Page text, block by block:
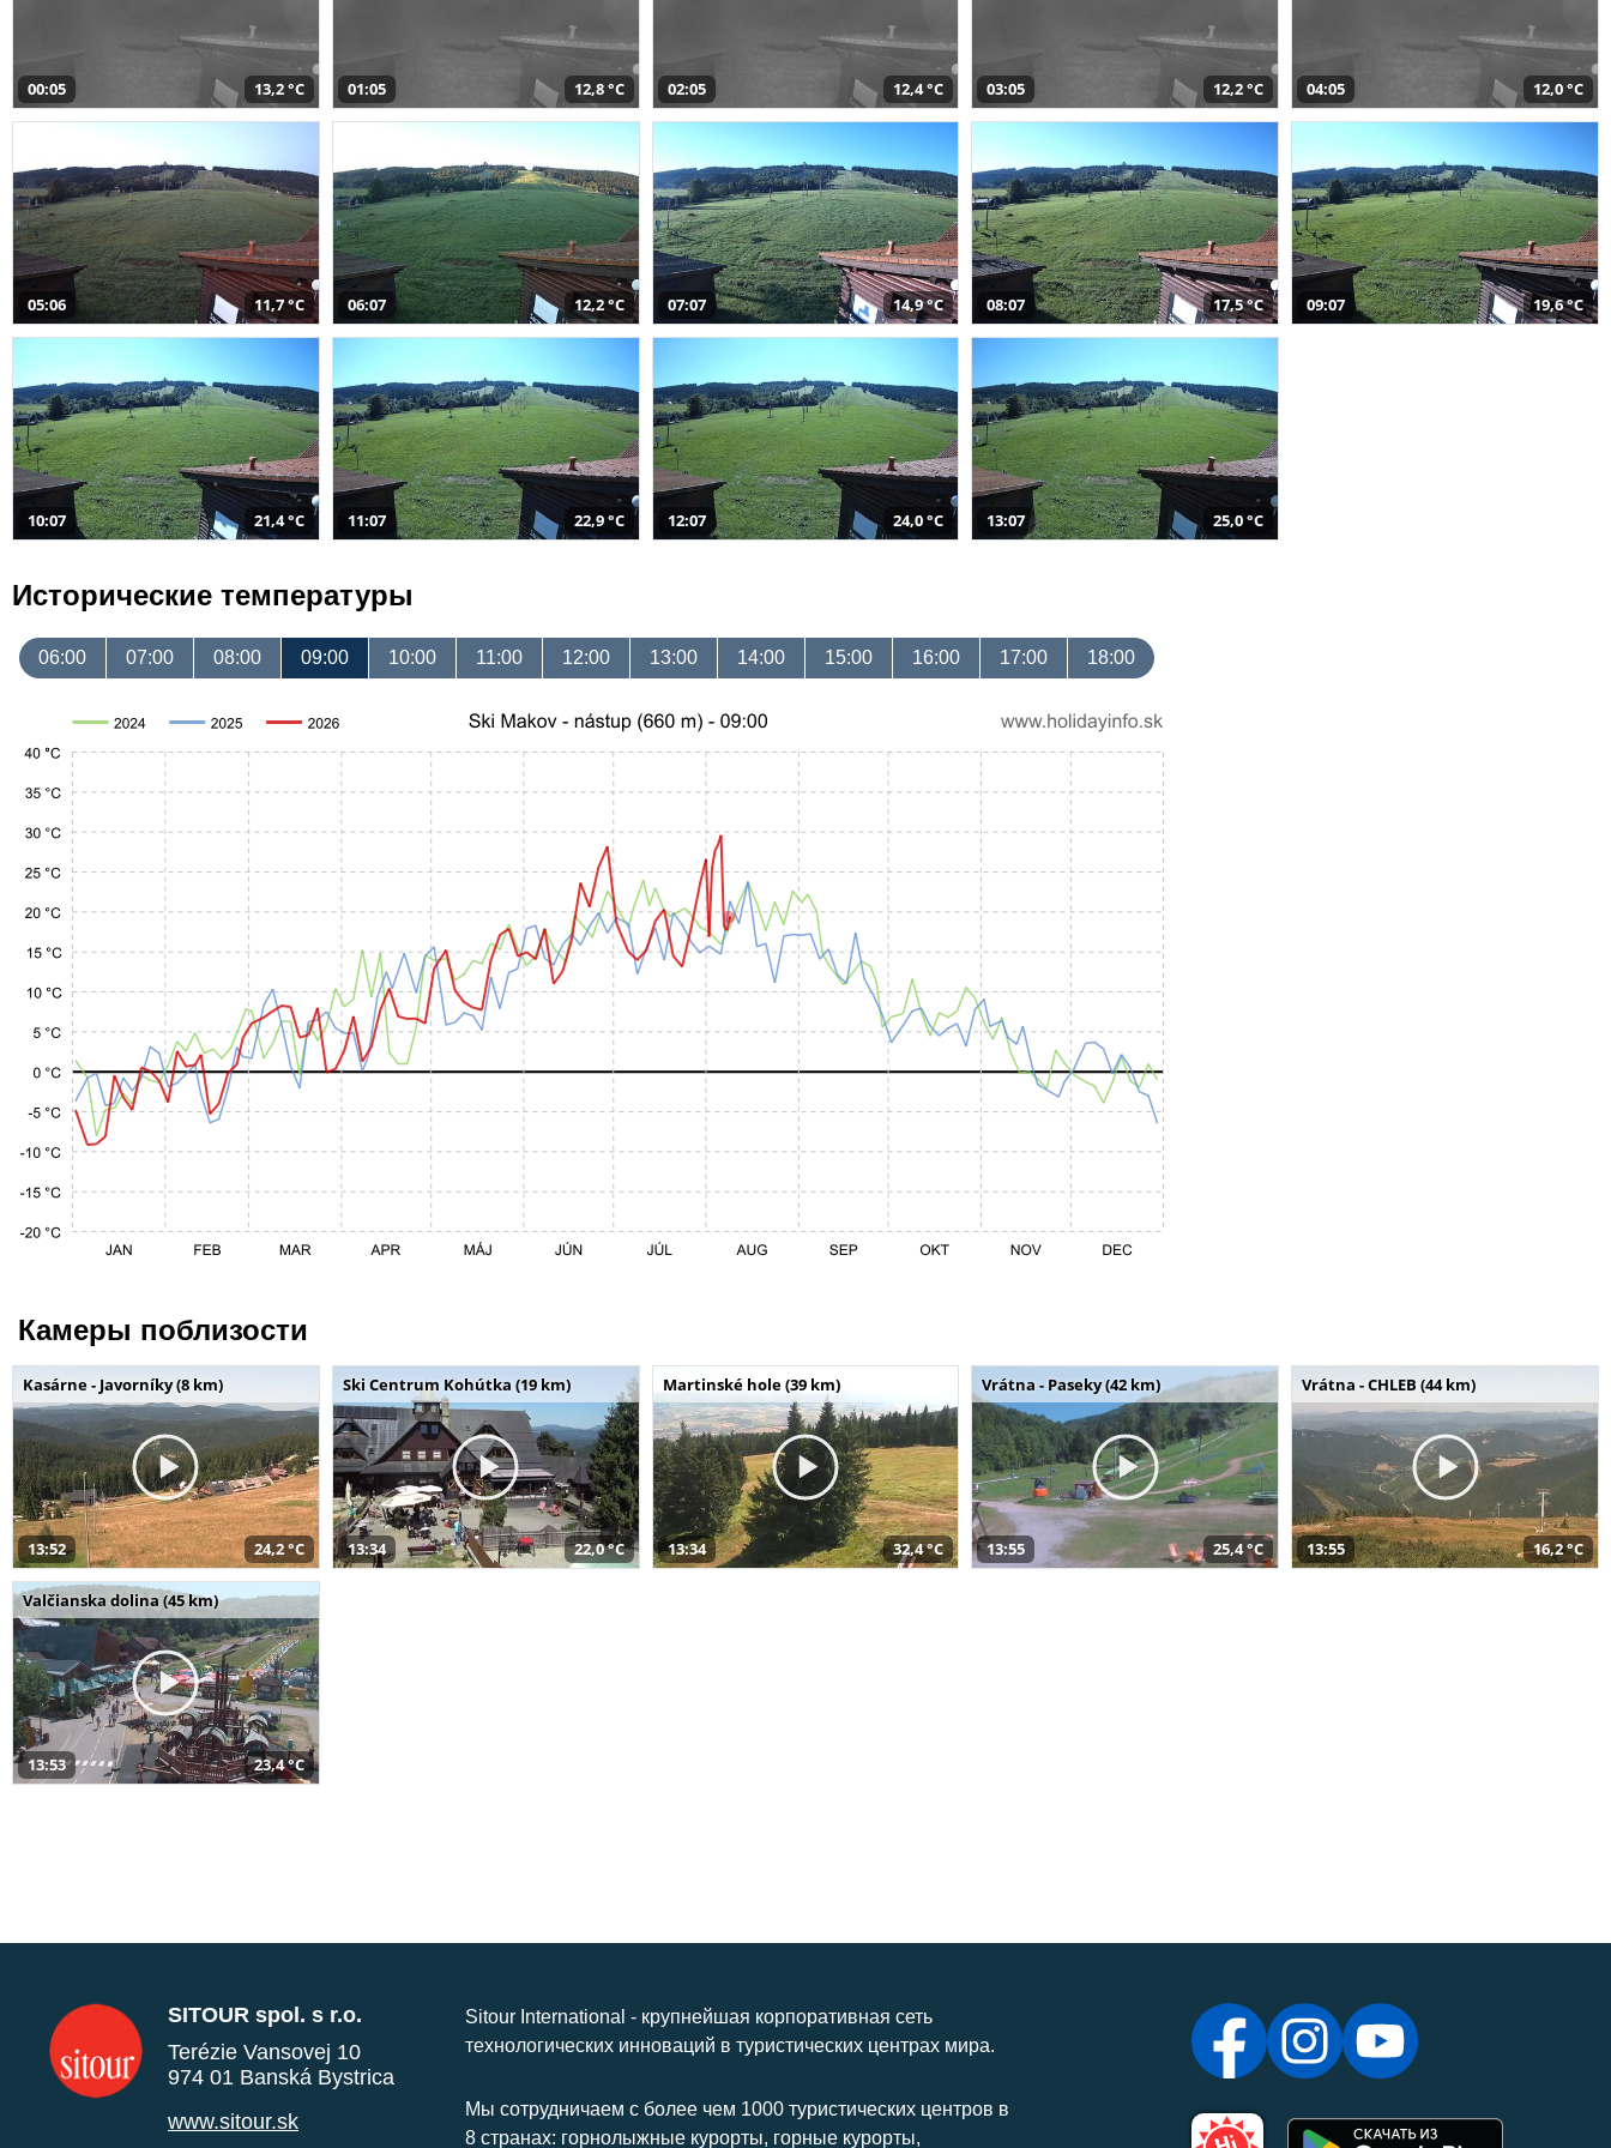
00:05 13,2 °C 01:05 12,8 °C 02:05 12,4 °C 03:05 12,2 °C 04:05 12,0 °C
05:06 11,7 °C 06:07 12,2 °C 07:07 14,9 °C 08:07 17,5 °C 09:07 19,6 °C
10:07 21,4 °C 11:07 22,9 °C 12:07 24,0 °C 13:07 25,0 °C
Исторические температуры
06:00 07:00 08:00 09:00 10:00 11:00 12:00 13:00 14:00 15:00 16:00 17:00 18:00
Камеры поблизости
Kasárne - Javorníky (8 km)
13:52 24,2 °C
Ski Centrum Kohútka (19 km)
13:34 22,0 °C
Martinské hole (39 km)
13:34 32,4 °C
Vrátna - Paseky (42 km)
13:55 25,4 °C
Vrátna - CHLEB (44 km)
13:55 16,2 °C
Valčianska dolina (45 km)
13:53 23,4 °C
SITOUR spol. s r.o.
Terézie Vansovej 10
974 01 Banská Bystrica
www.sitour.sk
Sitour International - крупнейшая корпоративная сеть
технологических инноваций в туристических центрах мира.
Мы сотрудничаем с более чем 1000 туристических центров в
8 странах: горнолыжные курорты, горные курорты,